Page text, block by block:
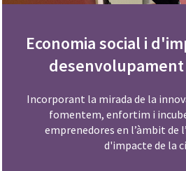
Economia social i
Incorporant la mirada de la
fomentem, enfortim i
emprenedores en l’àmbit de
d'impacte de la